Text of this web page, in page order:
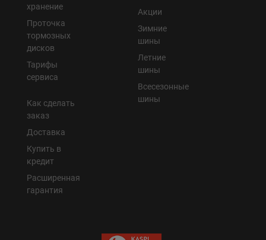
хранение
Проточка
тормозных
дисков
Тарифы
сервиса
Как сделать
заказ
Доставка
Купить в
кредит
Расширенная
гарантия
Акции
Зимние
шины
Летние
шины
Всесезонные
шины